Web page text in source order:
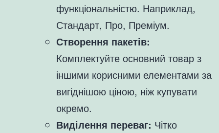
функціональністю. Наприклад,
Стандарт, Про, Преміум.
Створення пакетів:
Комплектуйте основний товар з
іншими корисними елементами за
вигіднішою ціною, ніж купувати
окремо.
Виділення переваг: Чітко